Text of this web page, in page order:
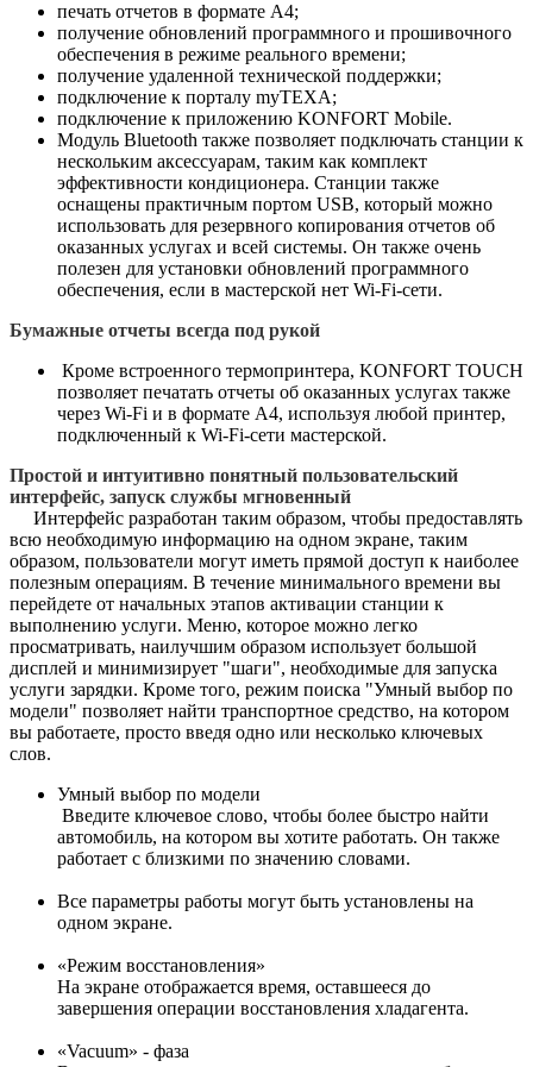
печать отчетов в формате A4;
получение обновлений программного и прошивочного
обеспечения в режиме реального времени;
получение удаленной технической поддержки;
подключение к порталу myTEXA;
подключение к приложению KONFORT Mobile.
Модуль Bluetooth также позволяет подключать станции к
нескольким аксессуарам, таким как комплект
эффективности кондиционера. Станции также
оснащены практичным портом USB, который можно
использовать для резервного копирования отчетов об
оказанных услугах и всей системы. Он также очень
полезен для установки обновлений программного
обеспечения, если в мастерской нет Wi-Fi-сети.
Бумажные отчеты всегда под рукой
Кроме встроенного термопринтера, KONFORT TOUCH
позволяет печатать отчеты об оказанных услугах также
через Wi-Fi и в формате A4, используя любой принтер,
подключенный к Wi-Fi-сети мастерской.
Простой и интуитивно понятный пользовательский
интерфейс, запуск службы мгновенный
Интерфейс разработан таким образом, чтобы предоставлять
всю необходимую информацию на одном экране, таким
образом, пользователи могут иметь прямой доступ к наиболее
полезным операциям. В течение минимального времени вы
перейдете от начальных этапов активации станции к
выполнению услуги. Меню, которое можно легко
просматривать, наилучшим образом использует большой
дисплей и минимизирует "шаги", необходимые для запуска
услуги зарядки. Кроме того, режим поиска "Умный выбор по
модели" позволяет найти транспортное средство, на котором
вы работаете, просто введя одно или несколько ключевых
слов.
Умный выбор по модели
Введите ключевое слово, чтобы более быстро найти
автомобиль, на котором вы хотите работать. Он также
работает с близкими по значению словами.
Все параметры работы могут быть установлены на
одном экране.
«Режим восстановления»
На экране отображается время, оставшееся до
завершения операции восстановления хладагента.
«Vacuum» - фаза